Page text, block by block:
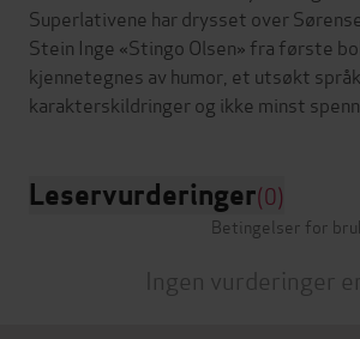
Superlativene har drysset over
Stein Inge «Stingo Olsen» fra første
kjennetegnes av humor, et utsøkt
Leservurderinger(0)
Betingelser for
Ingen vurderinger